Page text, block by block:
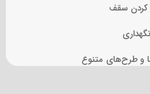
کردن سقف
و طرح‌های متنوع